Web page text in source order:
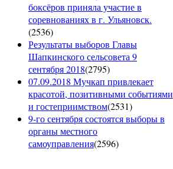
боксёров приняла участие в
соревнованиях в г. Ульяновск.
(2536)
Результаты выборов Главы
Шапкинского сельсовета 9
сентября 2018(2795)
07.09.2018 Мучкап привлекает
красотой, позитивными событиями
и гостеприимством(2531)
9-го сентября состоятся выборы в
органы местного
самоуправления(2596)